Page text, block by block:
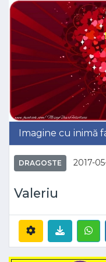
Imagine cu inimă
DRAGOSTE 2017-
Valeriu